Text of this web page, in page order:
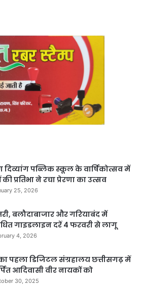
दिव्यांग पब्लिक स्कूल के वार्षिकोत्सव में
की प्रतिभा ने रचा प्रेरणा का उत्सव
25, 2026
बलौदाबाजार और गरियाबंद में
गाइडलाइन दरें 4 फरवरी से लागू
4, 2026
पहला डिजिटल संग्रहालय छत्तीसगढ़ में
आदिवासी वीर नायकों को
30, 2025